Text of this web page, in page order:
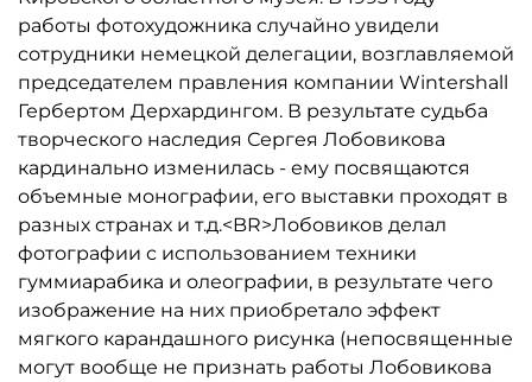
работы фотохудожника случайно увидели
сотрудники немецкой делегации, возглавляемой
председателем правления компании Wintershall
Гербертом Дерхардингом. В результате судьба
творческого наследия Сергея Лобовикова
кардинально изменилась - ему посвящаются
объемные монографии, его выставки проходят в
разных странах и т.д.<BR>Лобовиков делал
фотографии с использованием техники
гуммиарабика и олеографии, в результате чего
изображение на них приобретало эффект
мягкого карандашного рисунка (непосвященные
могут вообще не признать работы Лобовикова